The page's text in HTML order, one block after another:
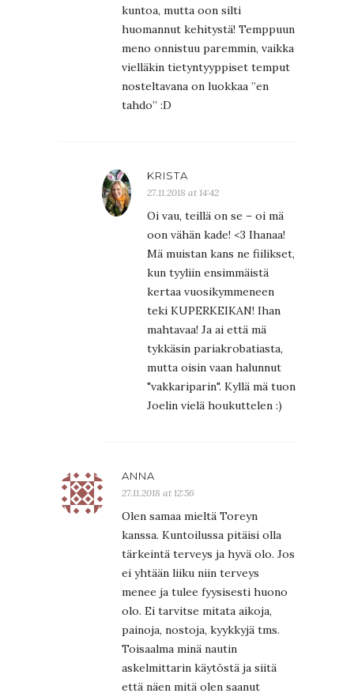
kuntoa, mutta oon silti
huomannut kehitystä! Temppuun
meno onnistuu paremmin, vaikka
vielläkin tietyntyyppiset temput
nosteltavana on luokkaa ”en
tahdo” :D
KRISTA
27.11.2018 at 14:42
Oi vau, teillä on se – oi mä
oon vähän kade! <3 Ihanaa!
Mä muistan kans ne fiilikset,
kun tyyliin ensimmäistä
kertaa vuosikymmeneen
teki KUPERKEIKAN! Ihan
mahtavaa! Ja ai että mä
tykkäsin pariakrobatiasta,
mutta oisin vaan halunnut
"vakkariparin". Kyllä mä tuon
Joelin vielä houkuttelen :)
ANNA
27.11.2018 at 12:56
Olen samaa mieltä Toreyn
kanssa. Kuntoilussa pitäisi olla
tärkeintä terveys ja hyvä olo. Jos
ei yhtään liiku niin terveys
menee ja tulee fyysisesti huono
olo. Ei tarvitse mitata aikoja,
painoja, nostoja, kyykkyjä tms.
Toisaalma minä nautin
askelmittarin käytöstä ja siitä
että näen mitä olen saanut